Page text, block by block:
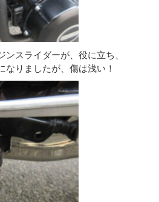
ンスライダーが、役に立ち、
なりましたが、傷は浅い！